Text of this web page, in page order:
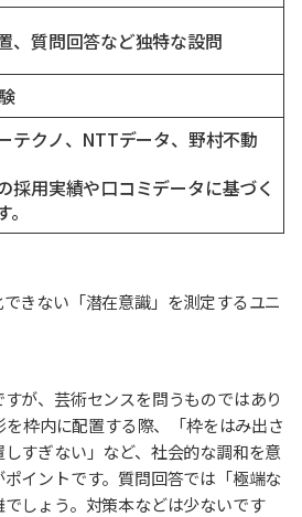
、質問回答など独特な設問
テクノ、NTTデータ、野村不動
採用実績や口コミデータに基づく
きない「潜在意識」を測定するユニ
すが、芸術センスを問うものではあり
を枠内に配置する際、「枠をはみ出さ
すぎない」など、社会的な調和を意
イントです。質問回答では「極端な
しょう。対策本などは少ないです